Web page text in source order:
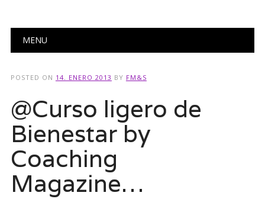
Main menu
MENU
POSTED ON 14. ENERO 2013 BY FM&S
@Curso ligero de
Bienestar by
Coaching
Magazine…